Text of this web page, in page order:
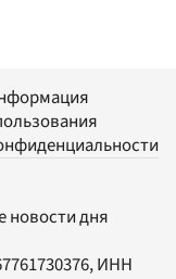
новости дня
ИНН